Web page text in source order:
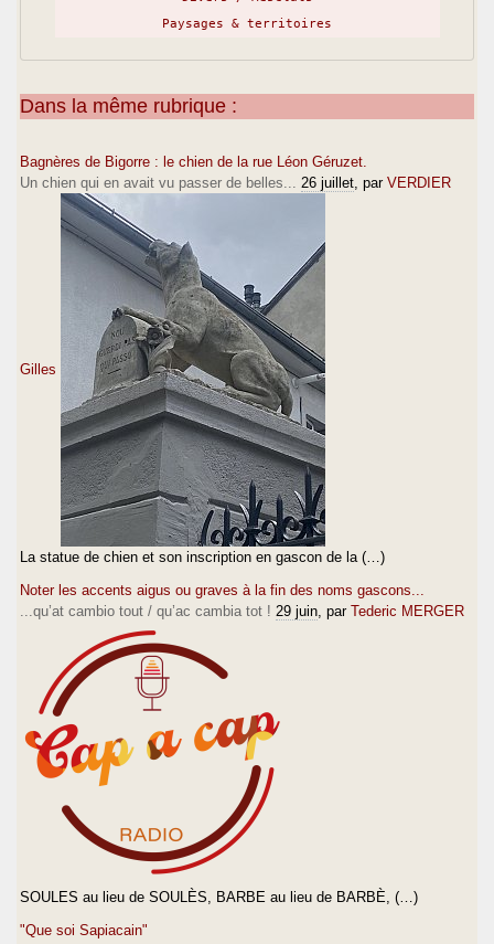
Paysages & territoires
Dans la même rubrique :
Bagnères de Bigorre : le chien de la rue Léon Géruzet.
Un chien qui en avait vu passer de belles...
26 juillet , par VERDIER
Gilles
La statue de chien et son inscription en gascon de la (…)
Noter les accents aigus ou graves à la fin des noms gascons...
...qu’at cambio tout / qu’ac cambia tot ! 29 juin , par Tederic MERGER
SOULES au lieu de SOULÈS, BARBE au lieu de BARBÈ, (…)
"Que soi Sapiacain"